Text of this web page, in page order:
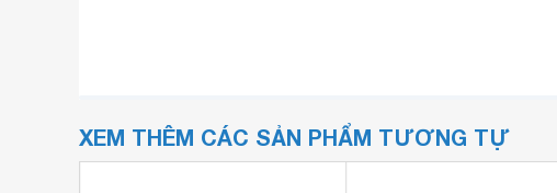
XEM THÊM CÁC SẢN PHẨM TƯƠNG TỰ